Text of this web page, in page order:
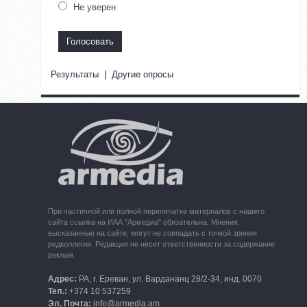
Не уверен
Результаты | Другие опросы
При частичной или полной перепечатке материалов с нашего
сайта ссылка на ИАА "Армедиа" обязательна. Мнения,
высказанные на сайте, могут не совпадать с точкой зрения
редколлегии. Редакция не несет ответственности за содержание
реклам.
Адрес: РА, г. Ереван, ул. Вардананц 28/2-34, инд. 0070
Тел.: +374 10 537259
Эл. Почта: info@armedia.am